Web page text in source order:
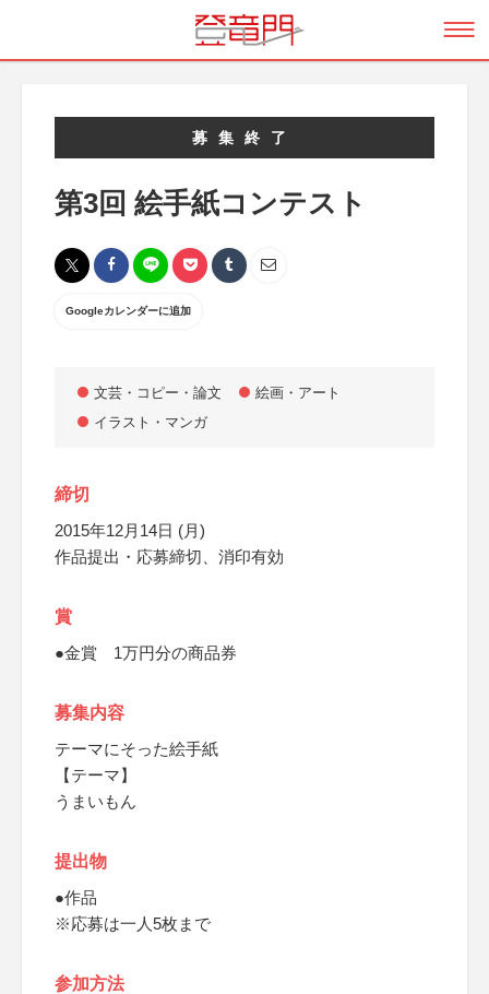
募集終了
第3回 絵手紙コンテスト
Googleカレンダーに追加
文芸・コピー・論文
絵画・アート
イラスト・マンガ
締切
2015年12月14日 (月)
作品提出・応募締切、消印有効
賞
●金賞 1万円分の商品券
募集内容
テーマにそった絵手紙
【テーマ】
うまいもん
提出物
●作品
※応募は一人5枚まで
参加方法